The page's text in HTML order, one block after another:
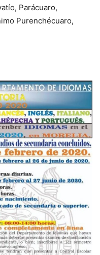
Parácuaro,
Purenchécuaro,